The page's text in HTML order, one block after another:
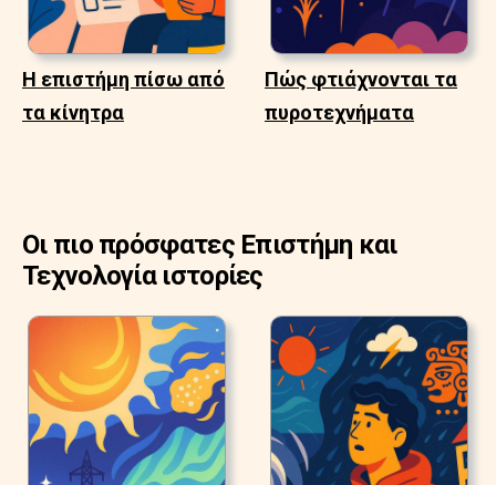
Η επιστήμη πίσω από
τα κίνητρα
Πώς φτιάχνονται τα
πυροτεχνήματα
Οι πιο πρόσφατες Επιστήμη και
Τεχνολογία ιστορίες